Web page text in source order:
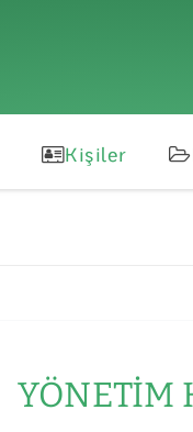
Kişiler
YÖNETIM